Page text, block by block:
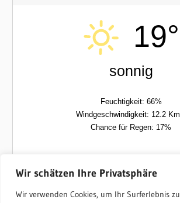
Wir schätzen Ihre Privatsphäre
Wir verwenden Cookies, um Ihr Surferlebnis
19°
sonnig
Feuchtigkeit: 66%
Windgeschwindigkeit: 12.2
Chance für Regen: 17%
17/26°C 13/26°C